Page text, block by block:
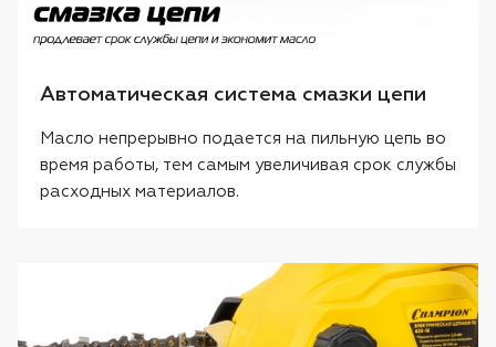
Автоматическая система смазки цепи
Масло непрерывно подается на пильную цепь во
время работы, тем самым увеличивая срок службы
расходных материалов.